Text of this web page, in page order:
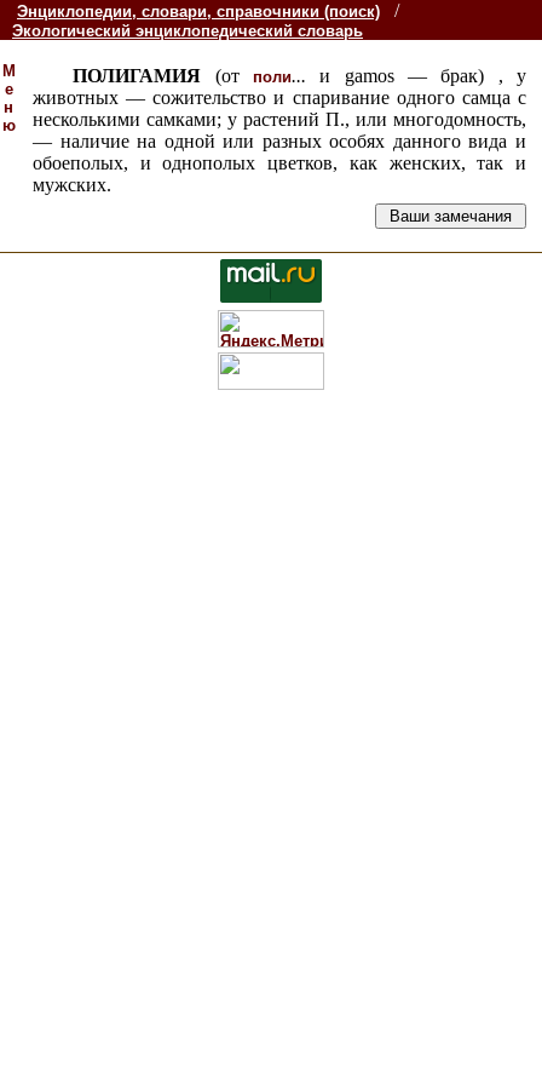
Энциклопедии, словари, справочники (поиск) /
Экологический энциклопедический словарь
М
е
н
ю
ПОЛИГАМИЯ (отполи...и gamos — брак) , у
животных — сожительство и спаривание одного самца с
несколькими самками; у растений П., или многодомность,
— наличие на одной или разных особях данного вида и
обоеполых, и однополых цветков, как женских, так и
мужских.